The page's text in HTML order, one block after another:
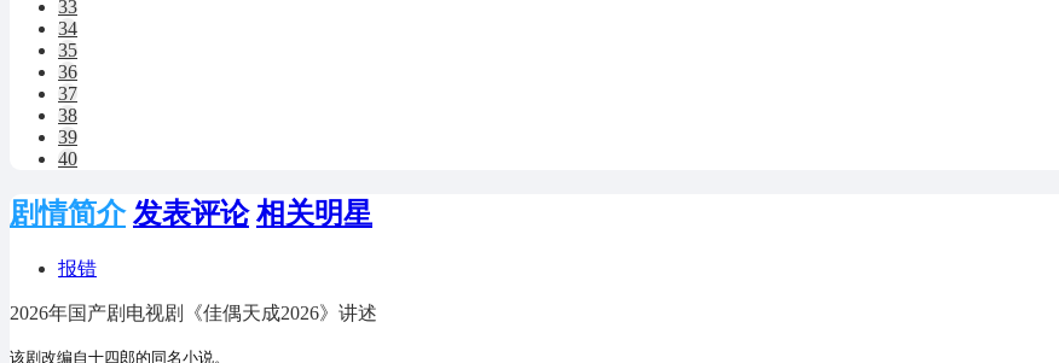
33
34
35
36
37
38
39
40
剧情简介 发表评论 相关明星
报错
2026年国产剧电视剧《佳偶天成2026》讲述
该剧改编自十四郎的同名小说。